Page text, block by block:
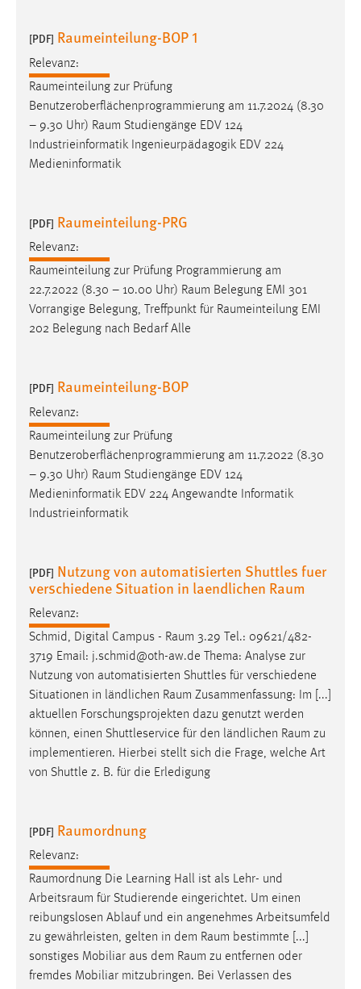
[PDF] Raumeinteilung-BOP 1
Relevanz:
Raumeinteilung zur Prüfung
Benutzeroberflächenprogrammierung am 11.7.2024 (8.30
– 9.30 Uhr) Raum Studiengänge EDV 124
Industrieinformatik Ingenieurpädagogik EDV 224
Medieninformatik
[PDF] Raumeinteilung-PRG
Relevanz:
Raumeinteilung zur Prüfung Programmierung am
22.7.2022 (8.30 – 10.00 Uhr) Raum Belegung EMI 301
Vorrangige Belegung, Treffpunkt für Raumeinteilung EMI
202 Belegung nach Bedarf Alle
[PDF] Raumeinteilung-BOP
Relevanz:
Raumeinteilung zur Prüfung
Benutzeroberflächenprogrammierung am 11.7.2022 (8.30
– 9.30 Uhr) Raum Studiengänge EDV 124
Medieninformatik EDV 224 Angewandte Informatik
Industrieinformatik
[PDF] Nutzung von automatisierten Shuttles fuer
verschiedene Situation in laendlichen Raum
Relevanz:
Schmid, Digital Campus - Raum 3.29 Tel.: 09621/482-
3719 Email: j.schmid@oth-aw.de Thema: Analyse zur
Nutzung von automatisierten Shuttles für verschiedene
Situationen in ländlichen Raum Zusammenfassung: Im [...]
aktuellen Forschungsprojekten dazu genutzt werden
können, einen Shuttleservice für den ländlichen Raum zu
implementieren. Hierbei stellt sich die Frage, welche Art
von Shuttle z. B. für die Erledigung
[PDF] Raumordnung
Relevanz:
Raumordnung Die Learning Hall ist als Lehr- und
Arbeitsraum für Studierende eingerichtet. Um einen
reibungslosen Ablauf und ein angenehmes Arbeitsumfeld
zu gewährleisten, gelten in dem Raum bestimmte [...]
sonstiges Mobiliar aus dem Raum zu entfernen oder
fremdes Mobiliar mitzubringen. Bei Verlassen des
STATISTIK
Statistik Cookies erfassen Informationen anonym.
Diese Informationen helfen uns zu verstehen, wie
unsere Besucher unsere Website nutzen.
Matomo
_pk_ref, _pk_cvar, _pk_id, _pk_ses
Zweck:
Zugriffsstatistik
Cookie Laufzeit:
Max. 13 Monate
MARKETING
verwendet, um personalisierte Werbung anzuzeigen.
Sie tun dies, indem sie Besucher über Websites
hinweg verfolgen.
Google Ads
Anbieter:
Google Ireland Limited
Zweck:
Conversion-Tracking
Cookie Laufzeit:
3 Monate
Facebook Pixel
Name:
Facebook
Zweck:
Conversion-Tracking
Cookie Laufzeit:
3 Monate